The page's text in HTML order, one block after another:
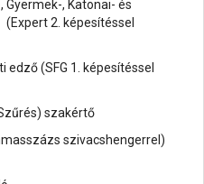
Gyermek-, Katonai- és
2. képesítéssel
(SFG 1. képesítéssel
szakértő
szivacshengerrel)